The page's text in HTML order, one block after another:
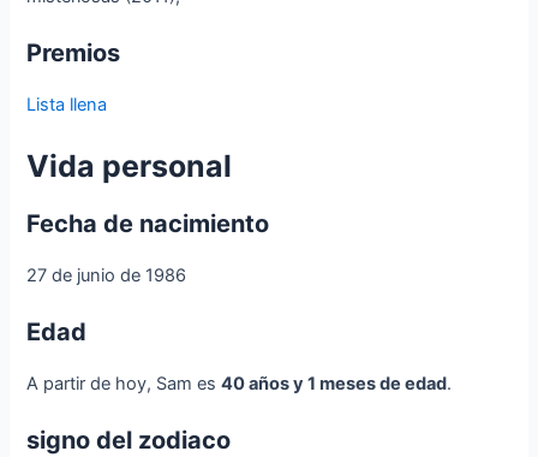
Premios
Lista llena
Vida personal
Fecha de nacimiento
27 de junio de 1986
Edad
A partir de hoy, Sam es40 años y 1 meses de edad.
signo del zodiaco